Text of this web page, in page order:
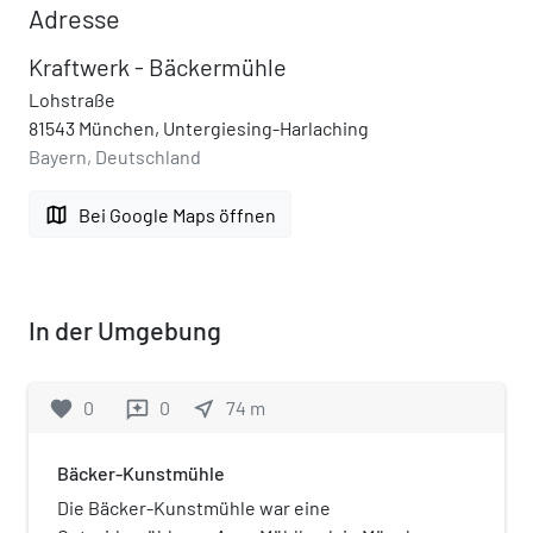
Adresse
Kraftwerk - Bäckermühle
Lohstraße
81543 München, Untergiesing-Harlaching
Bayern, Deutschland
map Bei Google Maps öffnen
In der Umgebung
favorite 0 reviews 0 near_me 74 m
Bäcker-Kunstmühle
Die Bäcker-Kunstmühle war eine